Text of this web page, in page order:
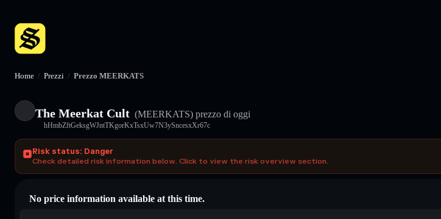
Home / Prezzi / Prezzo MEERKATS
The Meerkat Cult (MEERKATS) prezzo di oggi
hHmbZftGeksgWJntTKgorKxTsxUw7N3ySncesxXr67c
Risk status: Danger
Check detailed risk information below. Click to view the risk overview section.
No price information available at this time.